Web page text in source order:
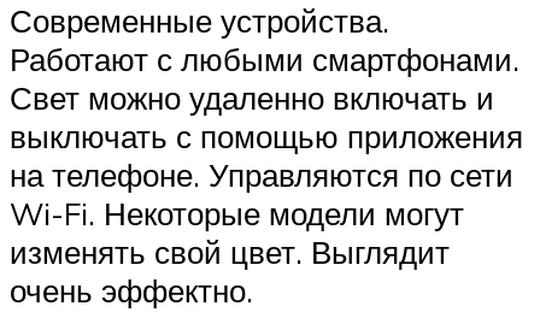
Современные устройства.
Работают с любыми смартфонами.
Свет можно удаленно включать и
выключать с помощью приложения
на телефоне. Управляются по сети
Wi-Fi. Некоторые модели могут
изменять свой цвет. Выглядит
очень эффектно.